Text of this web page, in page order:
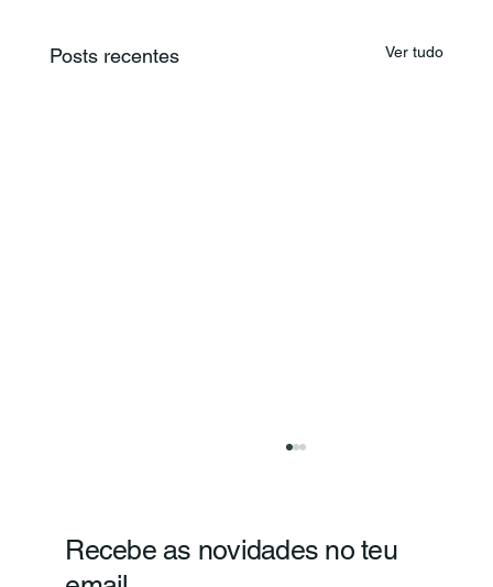
Posts recentes Ver tudo
Recebe as novidades no teu